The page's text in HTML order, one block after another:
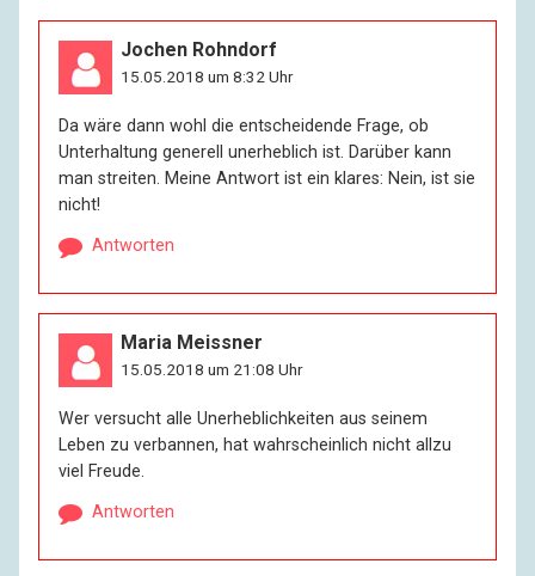
Jochen Rohndorf
15.05.2018 um 8:32 Uhr
Da wäre dann wohl die entscheidende Frage, ob
Unterhaltung generell unerheblich ist. Darüber kann
man streiten. Meine Antwort ist ein klares: Nein, ist sie
nicht!
Antworten
Maria Meissner
15.05.2018 um 21:08 Uhr
Wer versucht alle Unerheblichkeiten aus seinem
Leben zu verbannen, hat wahrscheinlich nicht allzu
viel Freude.
Antworten